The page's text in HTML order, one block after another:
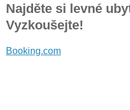
Najděte si levné
Vyzkoušejte!
Booking.com